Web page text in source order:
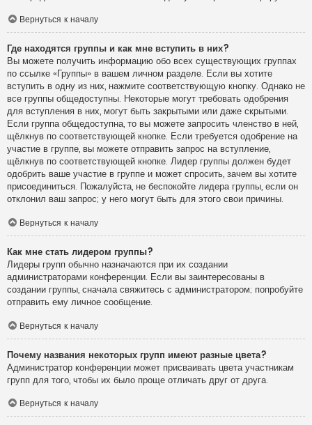
Вернуться к началу
Где находятся группы и как мне вступить в них?
Вы можете получить информацию обо всех существующих группах
по ссылке «Группы» в вашем личном разделе. Если вы хотите
вступить в одну из них, нажмите соответствующую кнопку. Однако не
все группы общедоступны. Некоторые могут требовать одобрения
для вступления в них, могут быть закрытыми или даже скрытыми.
Если группа общедоступна, то вы можете запросить членство в ней,
щёлкнув по соответствующей кнопке. Если требуется одобрение на
участие в группе, вы можете отправить запрос на вступление,
щёлкнув по соответствующей кнопке. Лидер группы должен будет
одобрить ваше участие в группе и может спросить, зачем вы хотите
присоединиться. Пожалуйста, не беспокойте лидера группы, если он
отклонил ваш запрос; у него могут быть для этого свои причины.
Вернуться к началу
Как мне стать лидером группы?
Лидеры групп обычно назначаются при их создании
администраторами конференции. Если вы заинтересованы в
создании группы, сначала свяжитесь с администратором; попробуйте
отправить ему личное сообщение.
Вернуться к началу
Почему названия некоторых групп имеют разные цвета?
Администратор конференции может присваивать цвета участникам
групп для того, чтобы их было проще отличать друг от друга.
Вернуться к началу